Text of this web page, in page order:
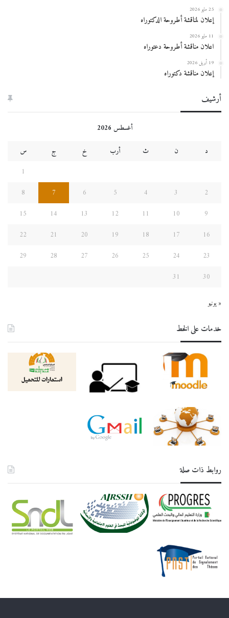
25 مايو 2026
إعلان لمناقشة أطروحة الدكتوراه
11 مايو 2026
اعلان مناقشة أطروحة دعتوراه
19 أبريل 2026
إعلان مناقشة دكتوراه
أرشيف
أغسطس 2026
د
ن ث أرب خ ج
س
1
2
3
4
5
6
7
8
9
10
11
12
13
14
15
16
17
18
19
20
21
22
23
24
25
26
27
28
29
30
31
« يونيو
خدمات على الخط
روابط ذات صلة